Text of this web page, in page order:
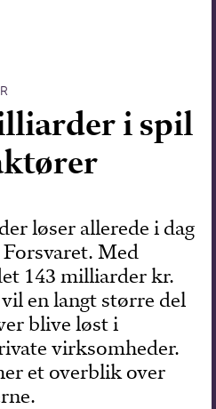
i spil
løser allerede i dag
Med
143 milliarder kr.
en langt større del
blive løst i
virksomheder.
et overblik over